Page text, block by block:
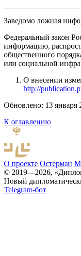
Заведомо ложная
Федеральный закон
информацию,
общественного
или социальной
О внесении
http://
Обновлено: 13 января
К оглавлению
О проекте Остерман
© 2019—2026,
Новый
Telegram-бот